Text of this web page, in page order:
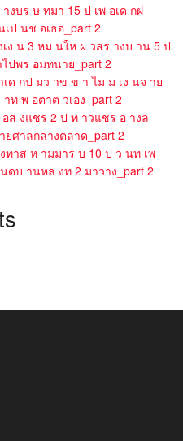
งบร ษ ทมา 15 ป เพ อเด กฝ
ป นช อเธอ_part 2
ง น 3 หม นให ผ วสร างบ าน 5 ป
ปพร อมทนาย_part 2
ด กป มว าข ข า ไม ม เง นจ าย
ท พ อตาต วเอง_part 2
ส งแชร 2 ป ท าวแชร อ างล
ศาลกลางตลาด_part 2
ทาส ห ามมาร บ 10 ป ว นท เพ
ดบ านหล งท 2 มาวาง_part 2